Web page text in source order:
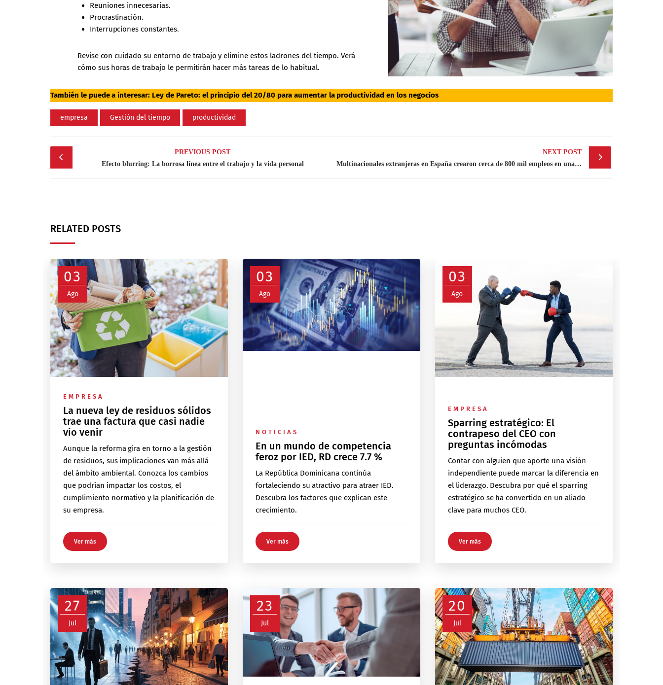
Reuniones innecesarias.
Procrastinación.
Interrupciones constantes.
Revise con cuidado su entorno de trabajo y elimine estos ladrones del tiempo. Verá
cómo sus horas de trabajo le permitirán hacer más tareas de lo habitual.
También le puede a interesar: Ley de Pareto: el principio del 20/80 para aumentar la productividad en los negocios
empresa Gestión del tiempo productividad
Post
navigation
PREVIOUS POST
Efecto blurring: La borrosa línea entre el trabajo y la vida personal
NEXT POST
Multinacionales extranjeras en España crearon cerca de 800 mil empleos en una década
RELATED POSTS
03
Ago
EMPRESA
La nueva ley de residuos sólidos
trae una factura que casi nadie
vio venir
Aunque la reforma gira en torno a la gestión
de residuos, sus implicaciones van más allá
del ámbito ambiental. Conozca los cambios
que podrían impactar los costos, el
cumplimiento normativo y la planificación de
su empresa.
Ver más
03
Ago
NOTICIAS
En un mundo de competencia
feroz por IED, RD crece 7.7 %
La República Dominicana continúa
fortaleciendo su atractivo para atraer IED.
Descubra los factores que explican este
crecimiento.
Ver más
03
Ago
EMPRESA
Sparring estratégico: El
contrapeso del CEO con
preguntas incómodas
Contar con alguien que aporte una visión
independiente puede marcar la diferencia en
el liderazgo. Descubra por qué el sparring
estratégico se ha convertido en un aliado
clave para muchos CEO.
Ver más
27
Jul
23
Jul
20
Jul